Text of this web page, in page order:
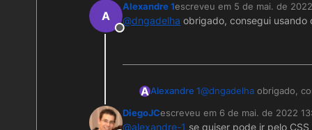
Existem diversos sites
todo o Webun.
Você pode colocar isso
:root {
Agora se você quer
A
Offline
Alexandre 1escreveu em 5 de mai. de
última edição por
@dngadelha obrigado, consegui usando
AAlexandre 1@dngadelha obrigado,
DiegoJCescreveu em 6 de mai. de 2022
última edição por
@alexandre-1 se quiser pode ir pelo